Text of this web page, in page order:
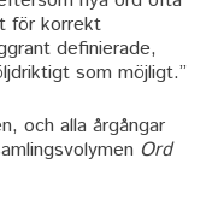
för korrekt
definierade,
som möjligt.”
och alla årgångar
Ord